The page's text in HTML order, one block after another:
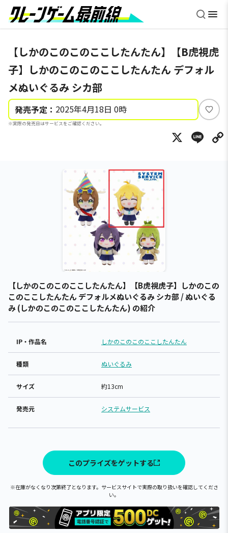
【しかのこのこのここしたんたん】【B虎視虎
子】しかのこのこのここしたんたん デフォル
メぬいぐるみ シカ部
発売予定： 2025年4月18日 0時
※実際の発売日はサービスをご確認ください。
い
ね
X
【しかのこのこのここしたんたん】【B虎視虎子】しかのこの
このここしたんたん デフォルメぬいぐるみ シカ部 / ぬいぐる
み (しかのこのこのここしたんたん) の紹介
IP・作品名 しかのこのこのここしたんたん
種類 ぬいぐるみ
サイズ 約13cm
発売元 システムサービス
このプライズをゲットする
※在庫がなくなり次第終了となります。サービスサイトで実際の取り扱いを確認してくださ
い。